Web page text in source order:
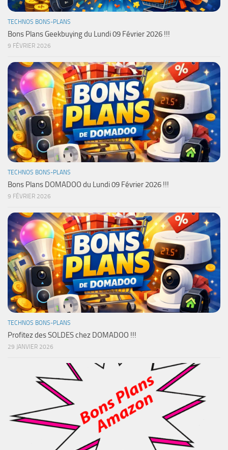
TECHNOS BONS-PLANS
Bons Plans Geekbuying du Lundi 09 Février 2026 !!!
9 FÉVRIER 2026
TECHNOS BONS-PLANS
Bons Plans DOMADOO du Lundi 09 Février 2026 !!!
9 FÉVRIER 2026
TECHNOS BONS-PLANS
Profitez des SOLDES chez DOMADOO !!!
29 JANVIER 2026